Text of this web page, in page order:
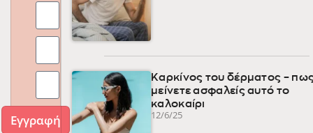
Εγγραφή
Καρκίνος του δέρματος –
μείνετε ασφαλείς αυτό το
καλοκαίρι
12/6/25